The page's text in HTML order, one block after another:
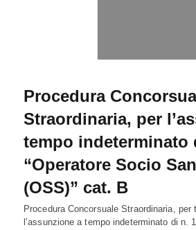
Procedura
Straordinaria, per
tempo indeterminato
“Operatore Socio
(OSS)” cat. B
Procedura Concorsuale Straordinaria,
l’assunzione a tempo indeterminato di n.